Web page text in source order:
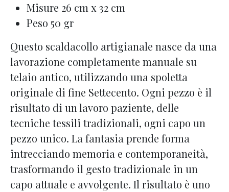
Misure 26 cm x 32 cm
Peso 50 gr
Questo scaldacollo artigianale nasce da una
lavorazione completamente manuale su
telaio antico, utilizzando una spoletta
originale di fine Settecento. Ogni pezzo è il
risultato di un lavoro paziente, delle
tecniche tessili tradizionali, ogni capo un
pezzo unico. La fantasia prende forma
intrecciando memoria e contemporaneità,
trasformando il gesto tradizionale in un
capo attuale e avvolgente. Il risultato è uno